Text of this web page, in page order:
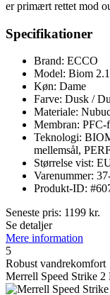
er primært rettet mod
Specifikationer
Brand: ECCO
Model: Biom
Køn: Dame
Farve: Dusk /
Materiale:
Membran:
Teknologi:
mellemsål,
Størrelse vist:
Varenummer:
Produkt-ID:
Seneste pris: 1199 kr.
Se detaljer
Mere information
5
Robust vandrekomfort
Merrell Speed Strike